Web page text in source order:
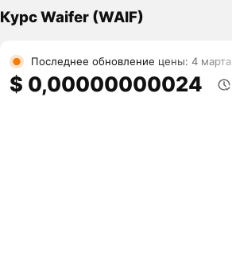
Курс Waifer (WAIF)
Последнее обновление цены: 4 марта
$ 0,00000000024